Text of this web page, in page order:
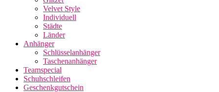
Velvet Style
Individuell
Städte
Länder
Anhänger
Schlüsselanhänger
Taschenanhänger
Teamspecial
Schuhschleifen
Geschenkgutschein